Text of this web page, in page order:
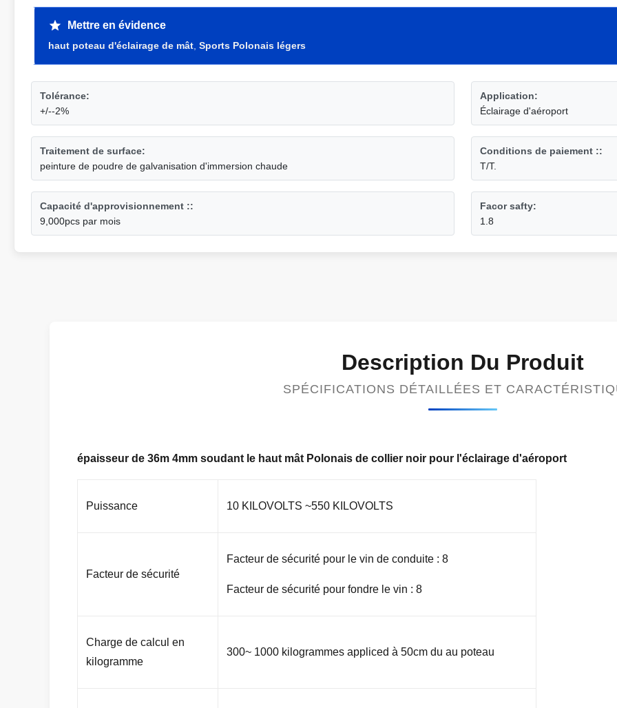
Mettre en évidence
haut poteau d'éclairage de mât Sports Polonais légers
Tolérance:
+/--2%
Application:
Éclairage d'aéroport
Traitement de surface:
peinture de poudre de galvanisation d'immersion chaude
Conditions de paiement ::
T/T.
Capacité d'approvisionnement ::
9,000pcs par mois
Facor safty:
1.8
Description Du Produit
SPÉCIFICATIONS DÉTAILLÉES ET
épaisseur de 36m 4mm soudant le haut mât Polonais de collier noir pour l'éclairage d'aéroport
Puissance 10 KILOVOLTS ~550 KILOVOLTS
Facteur de sécurité
Facteur de sécurité pour le vin de conduite : 8
Facteur de sécurité pour fondre le vin : 8
Charge de calcul en
kilogramme
300~ 1000 kilogrammes appliced à 50cm du au poteau